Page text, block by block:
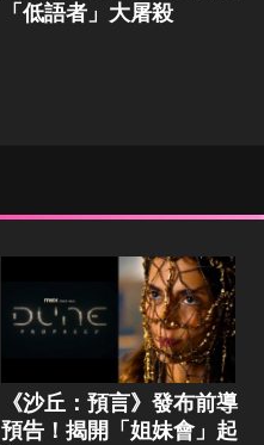
「低語者」大屠殺
《沙丘：預言》發布前導
預告！揭開「姐妹會」起